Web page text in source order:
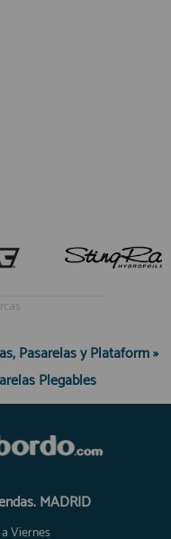
Pasarelas y Plataform»
Plegables
MADRID
Viernes